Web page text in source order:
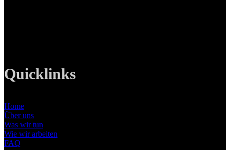
Quicklinks
Home
Über uns
Was wir tun
Wie wir arbeiten
FAQ